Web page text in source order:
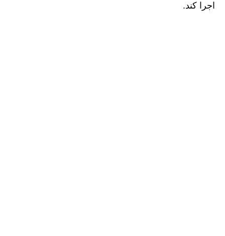
اجرا کند.